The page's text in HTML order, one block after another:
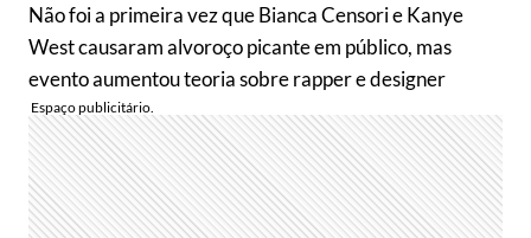
Não foi a primeira vez que Bianca Censori e Kanye
West causaram alvoroço picante em público, mas
evento aumentou teoria sobre rapper e designer